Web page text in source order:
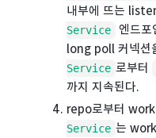
내부에 뜨는
Service
엔드포
long poll 커넥션
Service 로부터
까지 지속된다.
repo로부터
Service 는